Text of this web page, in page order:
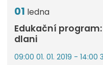
01 ledna
Edukační
dlani
09:00 01. 01. 2019 - 14:00